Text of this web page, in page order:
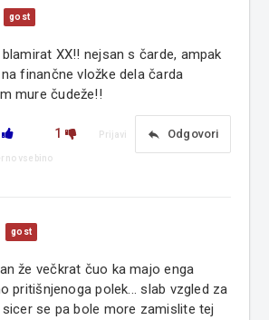
gost
XX!! nejsan s čarde, ampak
finančne vložke dela čarda
mure čudeže!!
1 reply Odgovori
Prijavi
vsebino
gost
že večkrat čuo ka majo enga
pritišnjenoga polek... slab vzgled za
se pa bole more zamislite tej